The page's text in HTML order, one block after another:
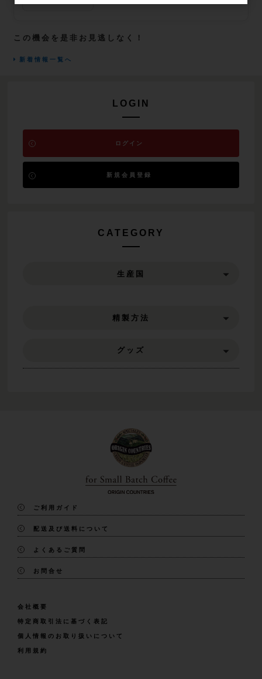
この機会を是非お見逃しなく！
新着情報一覧へ
LOGIN
ログイン
新規会員登録
CATEGORY
生産国
精製方法
グッズ
ご利用ガイド
配送及び送料について
よくあるご質問
お問合せ
会社概要
特定商取引法に基づく表記
個人情報のお取り扱いについて
利用規約